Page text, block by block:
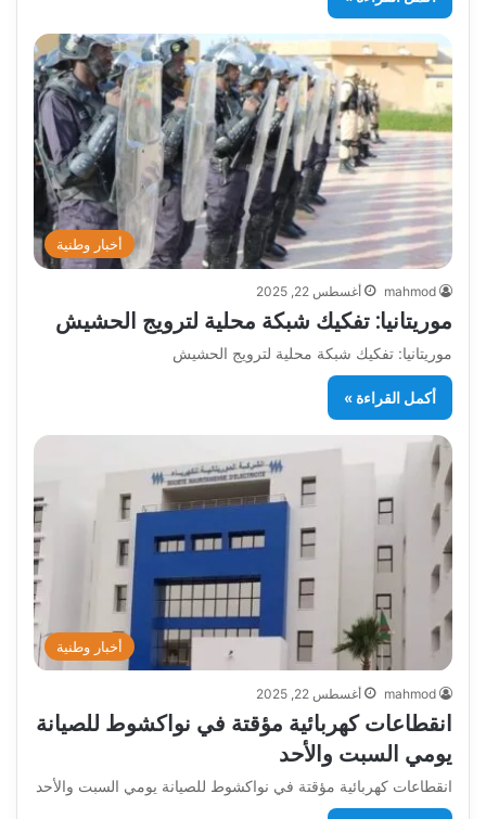
أخبار وطنية
mahmod أغسطس 22, 2025
موريتانيا: تفكيك شبكة محلية لترويج الحشيش
موريتانيا: تفكيك شبكة محلية لترويج الحشيش
أكمل القراءة »
أخبار وطنية
mahmod أغسطس 22, 2025
انقطاعات كهربائية مؤقتة في نواكشوط للصيانة
يومي السبت والأحد
انقطاعات كهربائية مؤقتة في نواكشوط للصيانة يومي السبت والأحد